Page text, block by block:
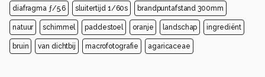
diafragma ƒ/5.6 sluitertijd 1/60s brandpuntafstand 300mm
natuur schimmel paddestoel oranje landschap ingrediënt
bruin van dichtbij macrofotografie agaricaceae